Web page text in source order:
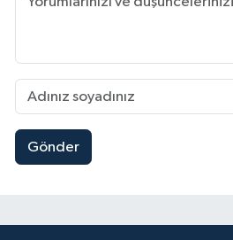
Gönder